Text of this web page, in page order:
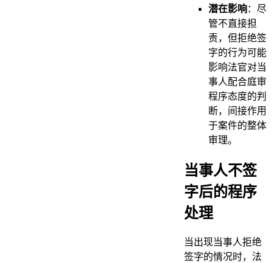
潜在影响：尽
管不直接担
责，但拒绝签
字的行为可能
影响法官对当
事人配合庭审
程序态度的判
断，间接作用
于案件的整体
审理。
当事人不签
字后的程序
处理
当出现当事人拒绝
签字的情况时，法